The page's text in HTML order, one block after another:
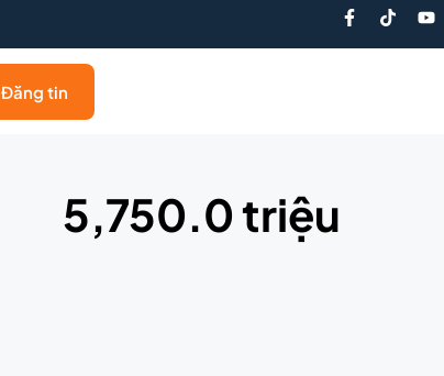
Đăng tin
5,750.0 triệu